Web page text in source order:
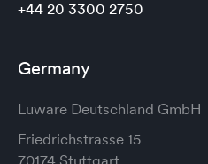
+44 20 3300 2750
Germany
Luware Deutschland GmbH
Friedrichstrasse 15